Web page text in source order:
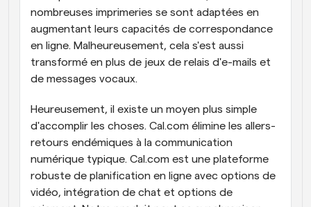
nombreuses imprimeries se sont adaptées en
augmentant leurs capacités de correspondance
en ligne. Malheureusement, cela s'est aussi
transformé en plus de jeux de relais d'e-mails et
de messages vocaux.
Heureusement, il existe un moyen plus simple
d'accomplir les choses. Cal.com élimine les allers-
retours endémiques à la communication
numérique typique. Cal.com est une plateforme
robuste de planification en ligne avec options de
vidéo, intégration de chat et options de